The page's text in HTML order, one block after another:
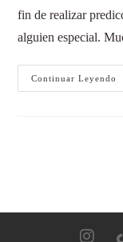
fin de realizar
alguien especial.
Continuar Leyendo